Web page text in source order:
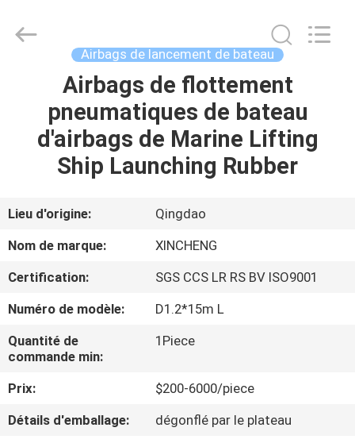
MAISON
PRODUITS
SHOW
PROPOS
DE
NOUS
VISITE
D'USINE
Products
Airbags de lancement de bateau
Airbags de flottement
pneumatiques de bateau
d'airbags de Marine Lifting
Ship Launching Rubber
Lieu d'origine:
Qingdao
Nom de marque:
XINCHENG
Certification:
SGS CCS LR RS BV ISO9001
Numéro de modèle:
D1.2*15m L
Quantité de
commande min:
1Piece
Prix:
$200-6000/piece
Détails d'emballage:
dégonflé par le plateau